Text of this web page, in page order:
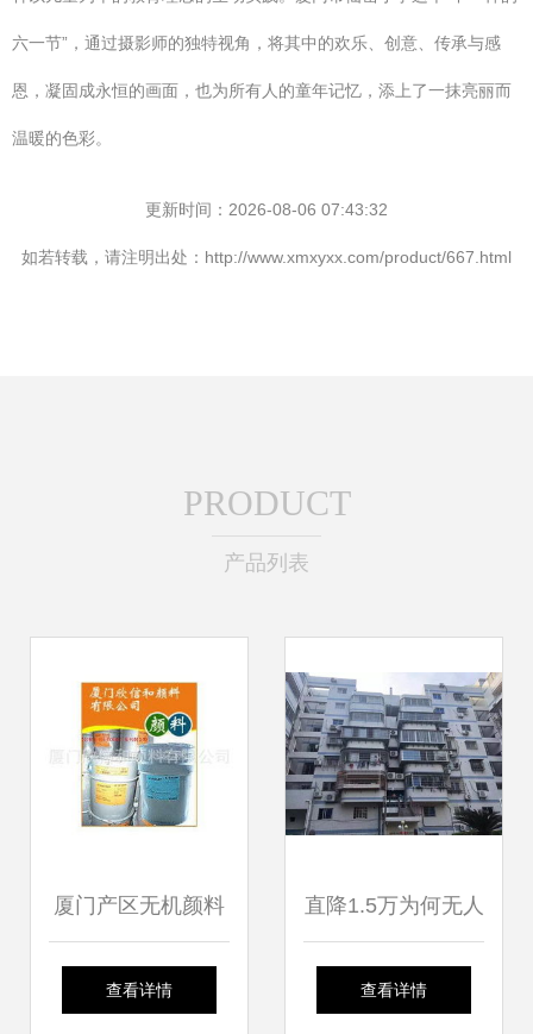
六一节”，通过摄影师的独特视角，将其中的欢乐、创意、传承与感
恩，凝固成永恒的画面，也为所有人的童年记忆，添上了一抹亮丽而
温暖的色彩。
更新时间：2026-08-06 07:43:32
如若转载，请注明出处：http://www.xmxyxx.com/product/667.html
PRODUCT
产品列表
厦门产区无机颜料
产品介绍 以信和颜
查看详情
直降1.5万为何无人
问津？厦门岛内学
查看详情